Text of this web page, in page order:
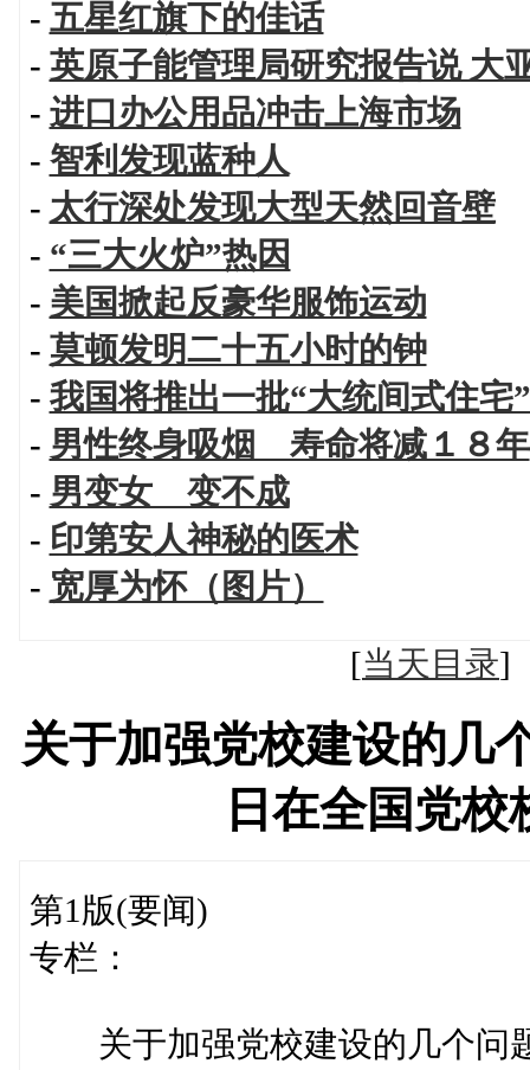
- 五星红旗下的佳话
- 英原子能管理局研究报告说 大
- 进口办公用品冲击上海市场
- 智利发现蓝种人
- 太行深处发现大型天然回音壁
- “三大火炉”热因
- 美国掀起反豪华服饰运动
- 莫顿发明二十五小时的钟
- 我国将推出一批“大统间式住宅”
- 男性终身吸烟 寿命将减１８年
- 男变女 变不成
- 印第安人神秘的医术
- 宽厚为怀（图片）
[当天目录
关于加强党校建设的
日在全国党
第1版(要闻)
专栏：
关于加强党校建设的几个问